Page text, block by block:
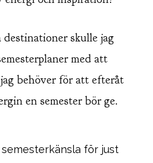
skulle jag
med att
behöver för att efteråt
en semester bör ge.
för just